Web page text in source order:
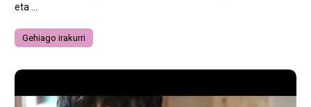
eta ...
Gehiago irakurri